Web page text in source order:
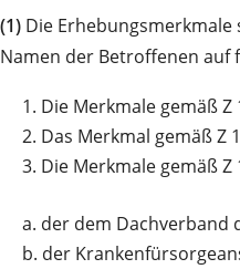
(1) Die
Namen der Betroffenen auf
1. Die Merkmale gemäß Z
2. Das Merkmal gemäß Z
3. Die Merkmale gemäß Z
a. der dem Dachverband
b. der